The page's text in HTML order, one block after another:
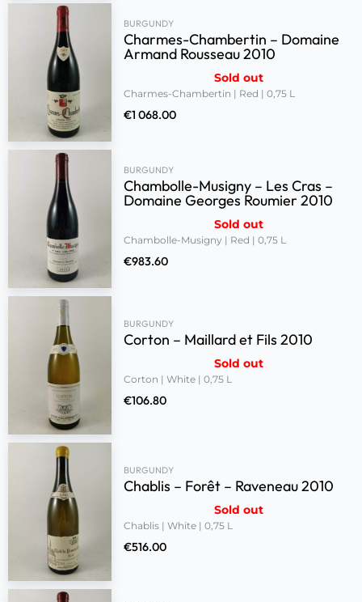
BURGUNDY
Charmes-Chambertin – Domaine
Armand Rousseau 2010
Sold out
Charmes-Chambertin | Red | 0,75 L
€1 068.00
BURGUNDY
Chambolle-Musigny – Les Cras –
Domaine Georges Roumier 2010
Sold out
Chambolle-Musigny | Red | 0,75 L
€983.60
BURGUNDY
Corton – Maillard et Fils 2010
Sold out
Corton | White | 0,75 L
€106.80
BURGUNDY
Chablis – Forêt – Raveneau 2010
Sold out
Chablis | White | 0,75 L
€516.00